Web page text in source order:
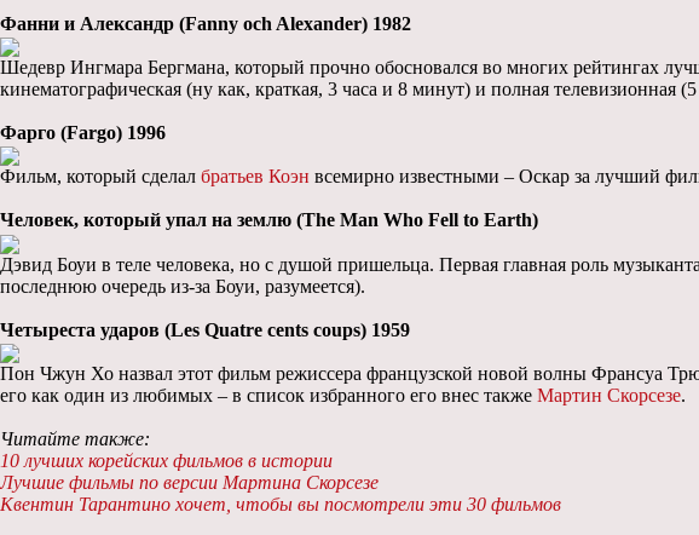
Фанни и Александр (Fanny och Alexander) 1982
Шедевр Ингмара Бергмана, который прочно обосновался во многих рейтингах
кинематографическая (ну как, краткая, 3 часа и 8 минут) и полная телевизионная
Фарго (Fargo) 1996
Фильм, который сделал братьев Коэн всемирно известными – Оскар за лучший
Человек, который упал на землю (The Man Who Fell to Earth)
Дэвид Боуи в теле человека, но с душой пришельца. Первая главная роль
последнюю очередь из-за Боуи, разумеется).
Четыреста ударов (Les Quatre cents coups) 1959
Пон Чжун Хо назвал этот фильм режиссера французской новой волны Франсуа
его как один из любимых – в список избранного его внес также Мартин Скорсезе.
Читайте также:
10 лучших корейских фильмов в истории
Лучшие фильмы по версии Мартина Скорсезе
Квентин Тарантино хочет, чтобы вы посмотрели эти 30 фильмов